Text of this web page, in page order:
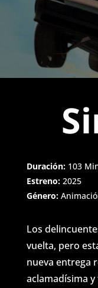
Duración:103
Estreno:2025
Género:
Los
vuelta, pero
nueva entrega
aclamadísima